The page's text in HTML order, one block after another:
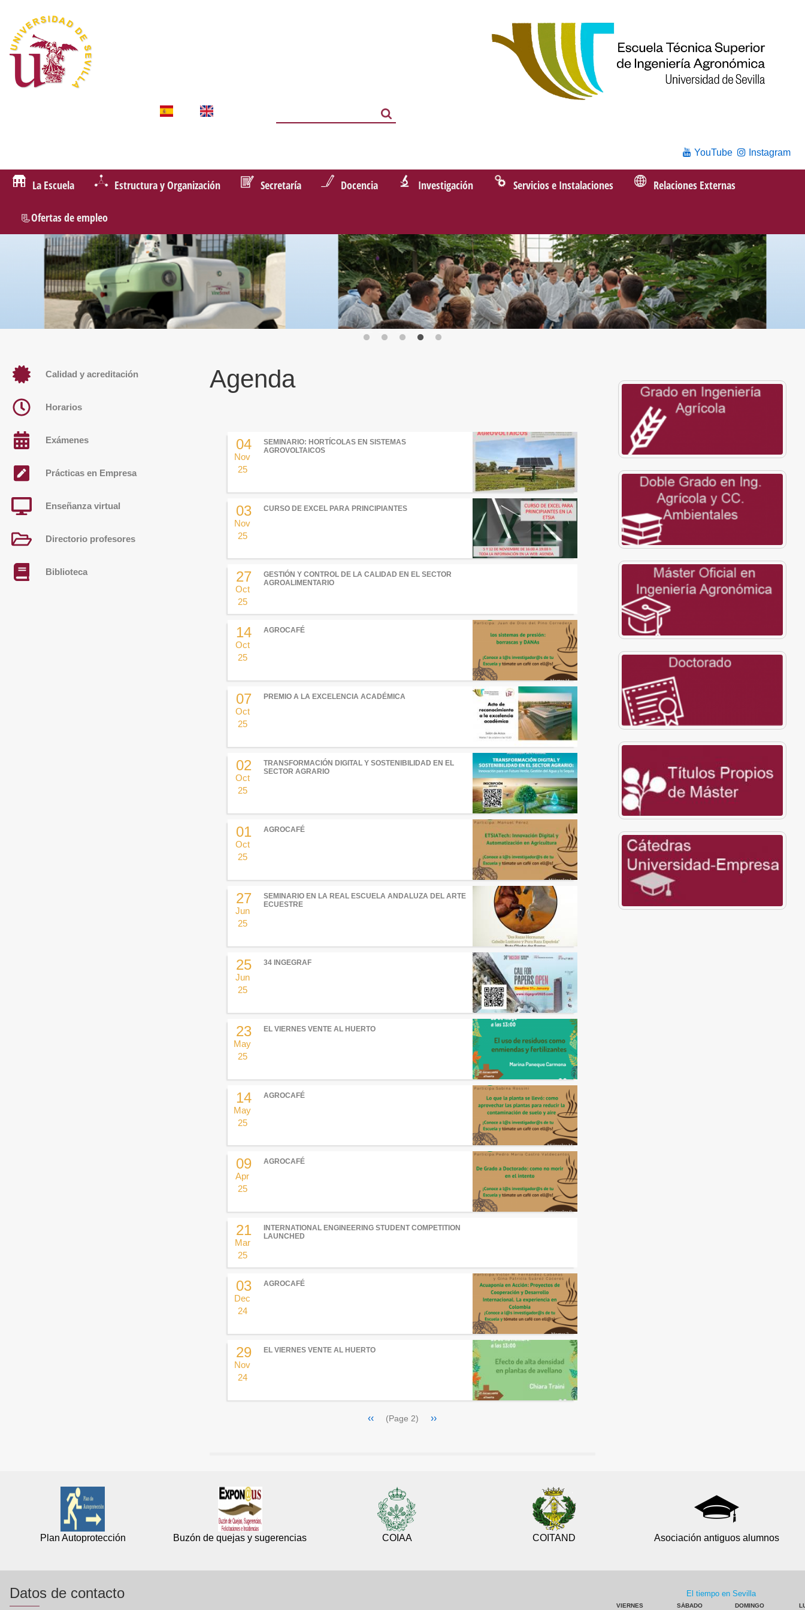
YouTube Instagram
La Escuela Estructura y Organización Secretaría Docencia Investigación Servicios e Instalaciones Relaciones Externas
📃Ofertas de empleo
Agenda
04
Nov
25
SEMINARIO: HORTÍCOLAS EN SISTEMAS
AGROVOLTAICOS
03
Nov
25
CURSO DE EXCEL PARA PRINCIPIANTES
27
Oct
25
GESTIÓN Y CONTROL DE LA CALIDAD EN EL SECTOR
AGROALIMENTARIO
14
Oct
25
AGROCAFÉ
07
Oct
25
PREMIO A LA EXCELENCIA ACADÉMICA
02
Oct
25
TRANSFORMACIÓN DIGITAL Y SOSTENIBILIDAD EN EL
SECTOR AGRARIO
01
Oct
25
AGROCAFÉ
27
Jun
25
SEMINARIO EN LA REAL ESCUELA ANDALUZA DEL ARTE
ECUESTRE
25
Jun
25
34 INGEGRAF
23
May
25
EL VIERNES VENTE AL HUERTO
14
May
25
AGROCAFÉ
09
Apr
25
AGROCAFÉ
21
Mar
25
INTERNATIONAL ENGINEERING STUDENT COMPETITION
LAUNCHED
03
Dec
24
AGROCAFÉ
29
Nov
24
EL VIERNES VENTE AL HUERTO
Previous
‹‹ (Page 2)
Next
››
Calidad y acreditación
Horarios
Exámenes
Prácticas en Empresa
Enseñanza virtual
Directorio profesores
Biblioteca
Plan Autoprotección Buzón de quejas y sugerencias COIAA COITAND Asociación antiguos alumnos
Datos de contacto